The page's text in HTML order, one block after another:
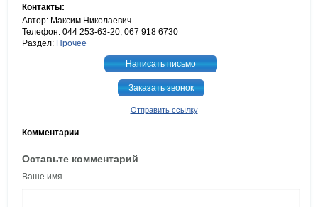
Контакты:
Автор: Максим Николаевич
Телефон: 044 253-63-20, 067 918 6730
Раздел: Прочее
Написать письмо
Заказать звонок
Отправить ссылку
Комментарии
Оставьте комментарий
Ваше имя